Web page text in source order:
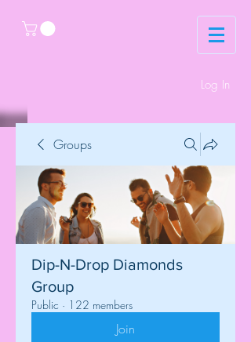
Log In
Groups
Dip-N-Drop Diamonds
Group
Public · 122 members
Join